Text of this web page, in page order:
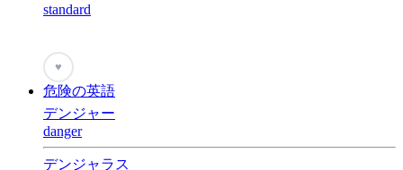
standard
♥
危険の英語
デンジャー
danger
デンジャラス